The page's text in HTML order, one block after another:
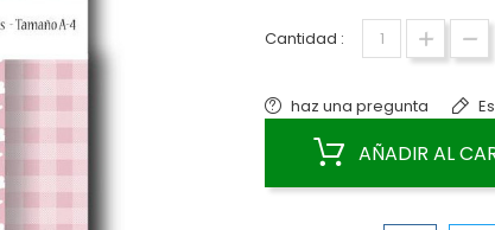
Cantidad :
haz una pregunta
AÑADIR AL